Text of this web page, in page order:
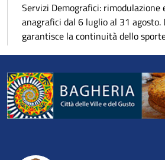
Servizi Demografici:
anagrafici dal 6 luglio al 31 agosto.
garantisce la continuità dello